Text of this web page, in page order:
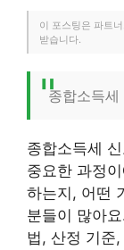
이 포스팅은 파트
받습니다.
종합소득
종합소득세
중요한 과정
하는지, 어떤
분들이 많아
법, 산정 기준